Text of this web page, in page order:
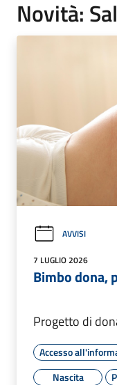
Novità:
AVVISI
7 LUGLIO 2026
Bimbo dona,
Progetto di
Accesso
Nascita